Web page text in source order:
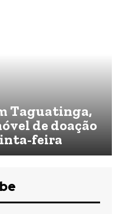
Taguatinga,
de doação
feira